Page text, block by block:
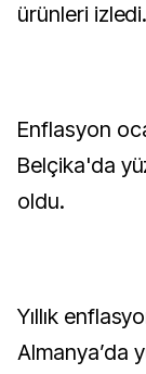
ürünleri izledi.
Enflasyon
Belçika'da
oldu.
Yıllık
Almanya’da